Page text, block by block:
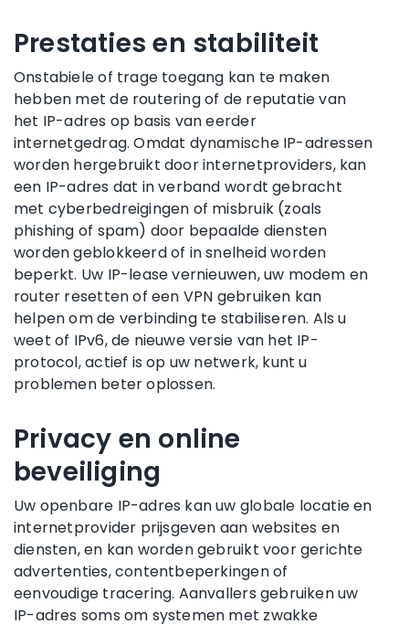
Prestaties en stabiliteit
Onstabiele of trage toegang kan te maken
hebben met de routering of de reputatie van
het IP-adres op basis van eerder
internetgedrag. Omdat dynamische IP-adressen
worden hergebruikt door internetproviders, kan
een IP-adres dat in verband wordt gebracht
met cyberbedreigingen of misbruik (zoals
phishing of spam) door bepaalde diensten
worden geblokkeerd of in snelheid worden
beperkt. Uw IP-lease vernieuwen, uw modem en
router resetten of een VPN gebruiken kan
helpen om de verbinding te stabiliseren. Als u
weet of IPv6, de nieuwe versie van het IP-
protocol, actief is op uw netwerk, kunt u
problemen beter oplossen.
Privacy en online
beveiliging
Uw openbare IP-adres kan uw globale locatie en
internetprovider prijsgeven aan websites en
diensten, en kan worden gebruikt voor gerichte
advertenties, contentbeperkingen of
eenvoudige tracering. Aanvallers gebruiken uw
IP-adres soms om systemen met zwakke